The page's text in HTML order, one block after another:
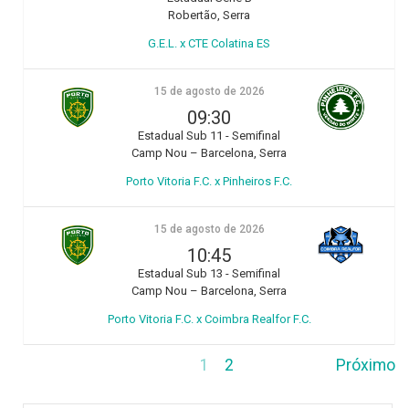
Robertão, Serra
G.E.L. x CTE Colatina ES
15 de agosto de 2026
09:30
Estadual Sub 11 - Semifinal
Camp Nou – Barcelona, Serra
Porto Vitoria F.C. x Pinheiros F.C.
15 de agosto de 2026
10:45
Estadual Sub 13 - Semifinal
Camp Nou – Barcelona, Serra
Porto Vitoria F.C. x Coimbra Realfor F.C.
1 2 Próximo